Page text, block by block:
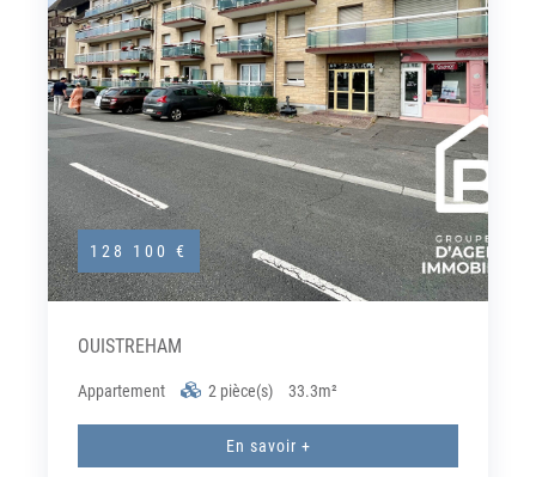
OUISTREHAM
128 100 €
Appartement 2 pièce(s) 33.3m²
En savoir +